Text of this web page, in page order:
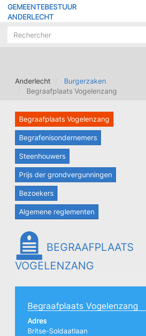
Overslaan
GEMEENTEBESTUUR
ANDERLECHT
Anderlecht
Burgerzaken
Begraafplaats Vogelenzang
Begraafplaats Vogelenzang
Begrafenisondernemers
Steenhouwers
Prijs der grondvergunningen
Bezoekers
Algemene reglementen
BEGRAAFPLAATS
VOGELENZANG
Begraafplaats Vogelenzang
Adres
Britse-Soldaatlaan